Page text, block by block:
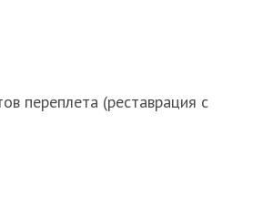
переплета (реставрация с